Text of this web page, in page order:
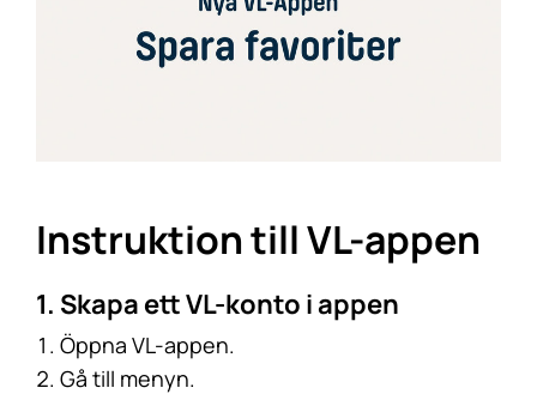
Instruktion till VL-appen
1. Skapa ett VL-konto i appen
Öppna VL-appen.
Gå till menyn.